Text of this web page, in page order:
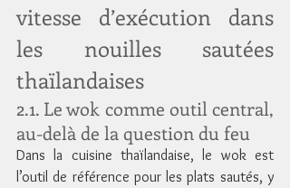
vitesse d’exécution dans
les nouilles sautées
thaïlandaises
2.1. Le wok comme outil central,
au-delà de la question du feu
Dans la cuisine thaïlandaise, le wok est
l’outil de référence pour les plats sautés, y